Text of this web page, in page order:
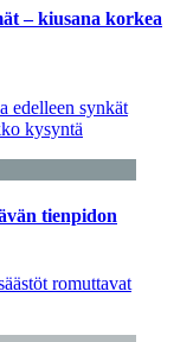
– kiusana korkea
edelleen synkät
kysyntä
tienpidon
romuttavat